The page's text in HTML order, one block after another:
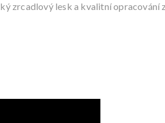
zrcadlový lesk a kvalitní opracování